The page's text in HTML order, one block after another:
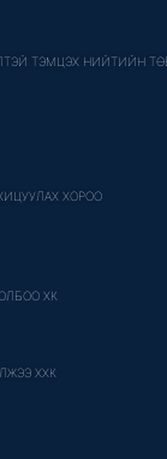
ТЭМЦЭХ НИЙТИЙН
ХОРОО
ХК
ХХК